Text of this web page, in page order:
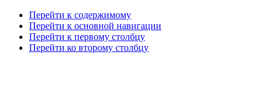
Перейти к содержимому
Перейти к основной навигации
Перейти к первому столбцу
Перейти ко второму столбцу